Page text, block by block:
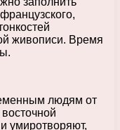
живописи. Время
людям от
умиротворяют,